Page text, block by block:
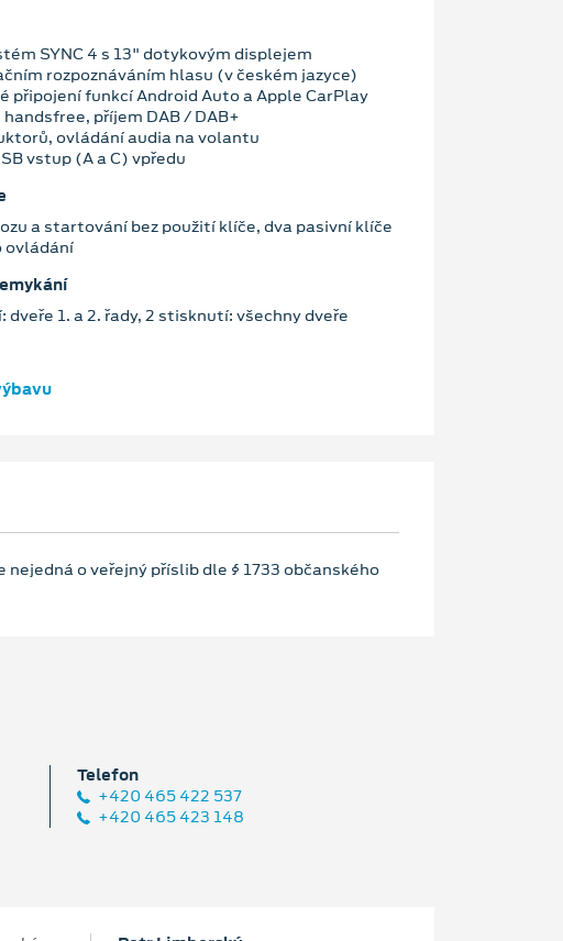
SYNC 4 s 13" dotykovým displejem
rozpoznáváním hlasu (v českém jazyce)
připojení funkcí Android Auto a Apple CarPlay
příjem DAB / DAB+
ovládání audia na volantu
vstup (A a C) vpředu
a startování bez použití klíče, dva pasivní klíče
ovládání
dveře 1. a 2. řady, 2 stisknutí: všechny dveře
o veřejný příslib dle § 1733 občanského
Telefon
+420 465 422 537
+420 465 423 148